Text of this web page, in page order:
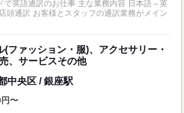
で英語通訳のお仕事 主な業務内容 日本語⇔英
頭通訳 お客様とスタッフの通訳業務がメイン
(ファッション・服)、アクセサリー・
、サービスその他
中央区 / 銀座駅
〜